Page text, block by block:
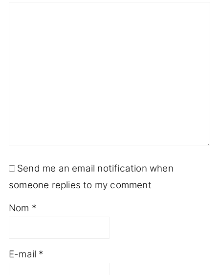
Send me an email notification when
someone replies to my comment
Nom *
E-mail *